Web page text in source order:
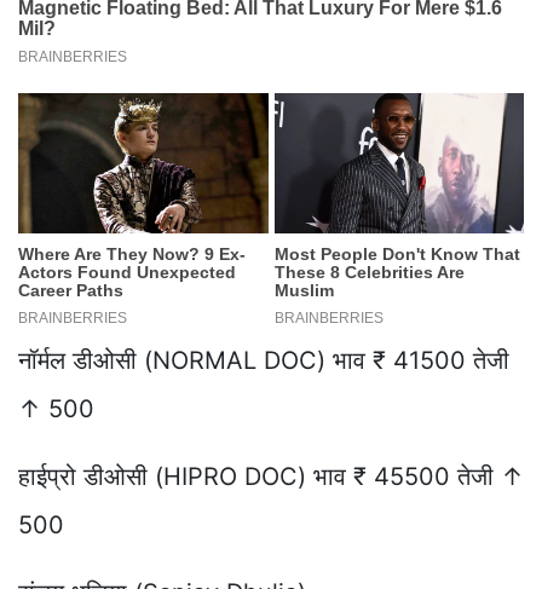
नॉर्मल डीओसी (NORMAL DOC) भाव ₹ 41500 तेजी
↑ 500
हाईप्रो डीओसी (HIPRO DOC) भाव ₹ 45500 तेजी ↑
500